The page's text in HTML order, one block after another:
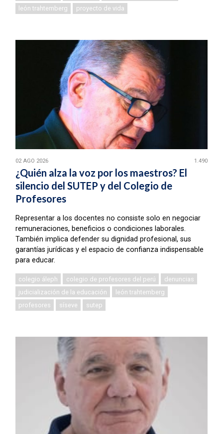
león trahtemberg
proyecto de vida
02 AGO 2026 1.490
¿Quién alza la voz por los maestros? El
silencio del SUTEP y del Colegio de
Profesores
Representar a los docentes no consiste solo en negociar
remuneraciones, beneficios o condiciones laborales.
También implica defender su dignidad profesional, sus
garantías jurídicas y el espacio de confianza indispensable
para educar.
colegio áleph colegio de profesores del perú
denuncias
judicialización de la educación
león trahtemberg
profesores
síseve sutep